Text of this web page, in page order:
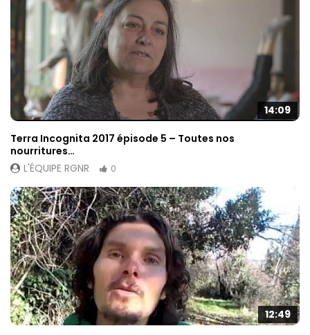
14:09
Terra Incognita 2017 épisode 5 – Toutes nos
nourritures…
L'ÉQUIPE RGNR
0
12:49